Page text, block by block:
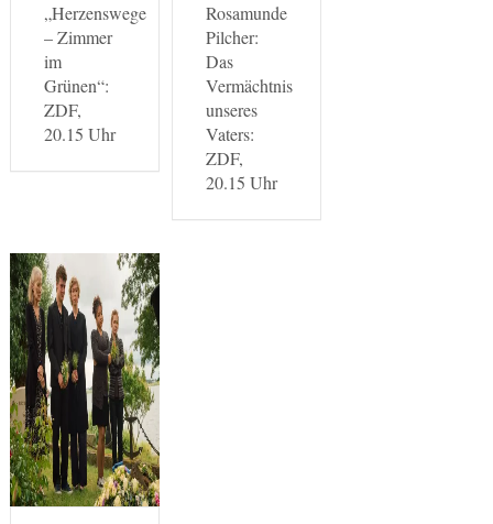
„Herzenswege
– Zimmer
im
Grünen“:
ZDF,
20.15 Uhr
Rosamunde
Pilcher:
Das
Vermächtnis
unseres
Vaters:
ZDF,
20.15 Uhr